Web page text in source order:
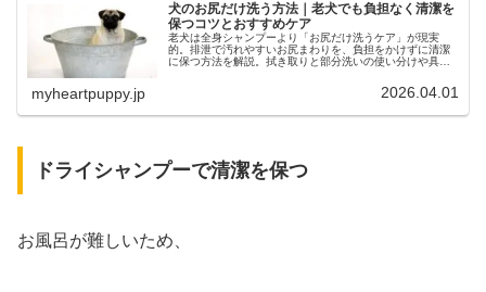
犬のお尻だけ洗う方法｜老犬でも負担なく清潔を
保つコツとおすすめケア
老犬は全身シャンプーより「お尻だけ洗うケア」が現実
的。排泄で汚れやすいお尻まわりを、負担をかけずに清潔
に保つ方法を解説。拭き取りと部分洗いの使い分けや具体
myheartpuppy.jp 2026.04.01
ドライシャンプーで清潔を保つ
お風呂が難しいため、